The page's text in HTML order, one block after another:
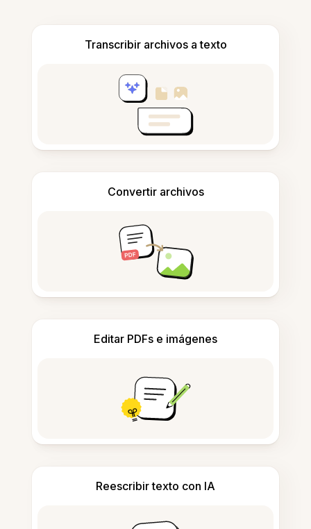
Transcribir archivos a texto
Convertir archivos
Editar PDFs e imágenes
Reescribir texto con IA